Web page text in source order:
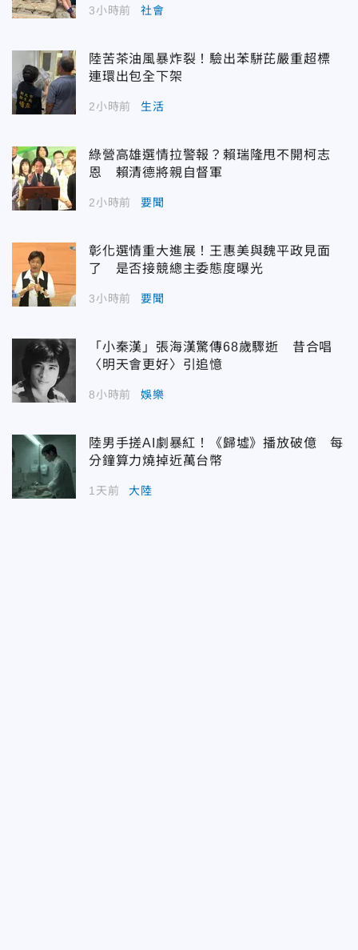
3小時前 社會
陸苦茶油風暴炸裂！驗出苯駢芘嚴重超標
連環出包全下架
2小時前 生活
綠營高雄選情拉警報？賴瑞隆甩不開柯志
恩 賴清德將親自督軍
2小時前 要聞
彰化選情重大進展！王惠美與魏平政見面
了 是否接競總主委態度曝光
3小時前 要聞
「小秦漢」張海漢驚傳68歲驟逝 昔合唱
〈明天會更好〉引追憶
8小時前 娛樂
陸男手搓AI劇暴紅！《歸墟》播放破億 每
分鐘算力燒掉近萬台幣
1天前 大陸